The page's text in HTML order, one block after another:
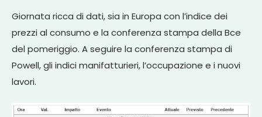
Giornata ricca di dati, sia in Europa con l’indice dei
prezzi al consumo e la conferenza stampa della Bce
del pomeriggio. A seguire la conferenza stampa di
Powell, gli indici manifatturieri, l’occupazione e i nuovi
lavori.